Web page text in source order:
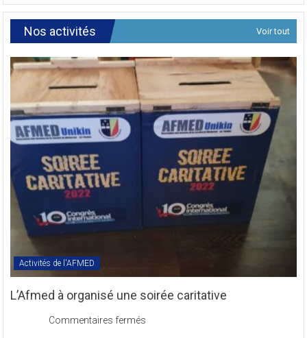
de
Révision
des
Textes
Statutaires
de
l’AFMED
en
sigle
COMREV.
Nos activités Voir tout
Activités de l'AFMED
L’Afmed à organisé une soirée caritative
Commentaires fermés